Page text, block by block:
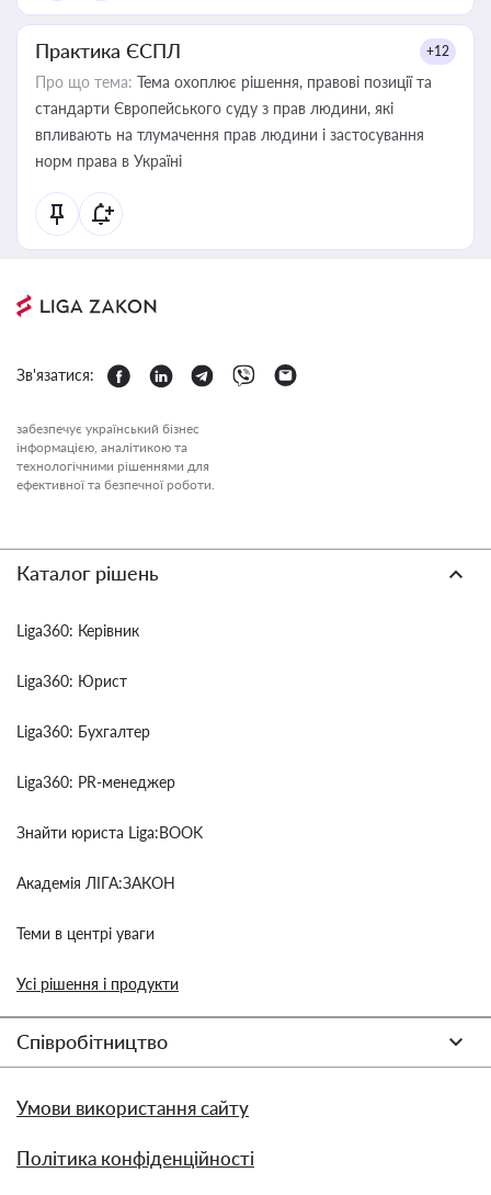
Практика ЄСПЛ +12
Про що тема: Тема охоплює рішення, правові позиції та
стандарти Європейського суду з прав людини, які
впливають на тлумачення прав людини і застосування
норм права в Україні
Зв'язатися:
забезпечує український бізнес
інформацією, аналітикою та
технологічними рішеннями для
ефективної та безпечної роботи.
Каталог рішень
Liga360: Керівник
Liga360: Юрист
Liga360: Бухгалтер
Liga360: PR-менеджер
Знайти юриста Liga:BOOK
Академія ЛІГА:ЗАКОН
Теми в центрі уваги
Усі рішення і продукти
Співробітництво
Умови використання сайту
Політика конфіденційності